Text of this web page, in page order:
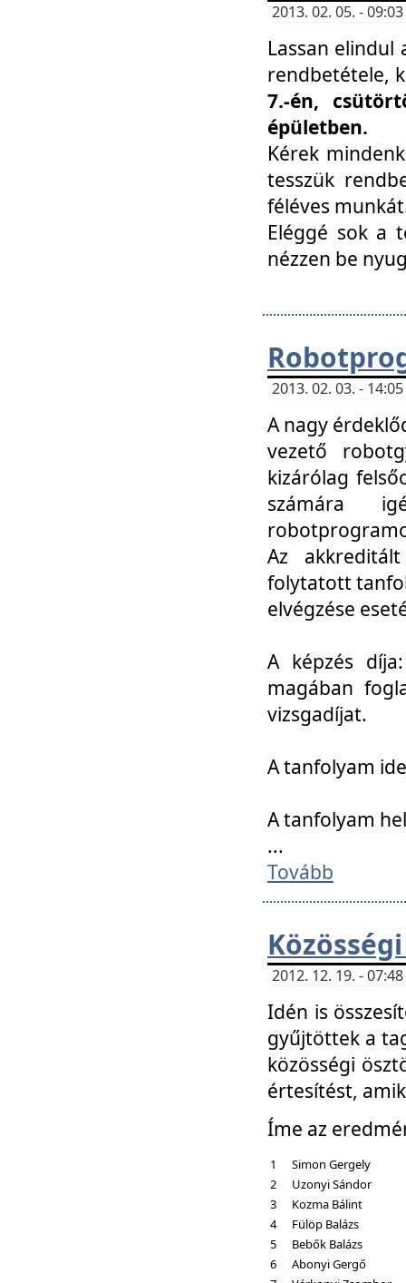
2013. 02. 05. -
Lassan elindul
rendbetétele,
7.-én,
épületben.
Kérek
tesszük
féléves
Eléggé sok a
nézzen be
2013. 02. 03. -
A nagy
vezető
kizárólag
számára
Az
folytatott
elvégzése
A képzés
magában
vizsgadíjat.
A tanfolyam
A tanfolyam
...
Tovább
2012. 12. 19. -
Idén is
gyűjtöttek a
közösségi
értesítést,
Íme az
1
Simon Gergely
2
Uzonyi Sándor
3
Kozma Bálint
4
Fülöp Balázs
5
Bebők Balázs
6
Abonyi Gergő